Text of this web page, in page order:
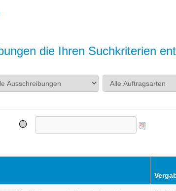
die Ihren Suchkriterien